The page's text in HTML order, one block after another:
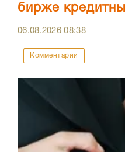
бирже
06.08.202608:38
Комментарии